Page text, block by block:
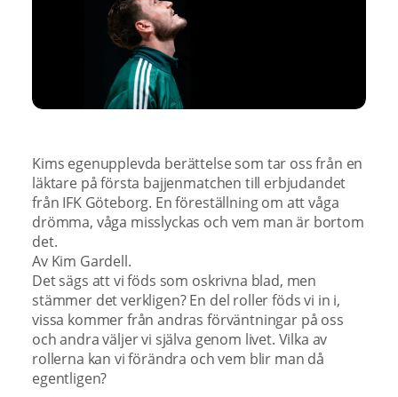
Kims egenupplevda berättelse som tar oss från en
läktare på första bajjenmatchen till erbjudandet
från IFK Göteborg. En föreställning om att våga
drömma, våga misslyckas och vem man är bortom
det.
Av Kim Gardell.
Det sägs att vi föds som oskrivna blad, men
stämmer det verkligen? En del roller föds vi in i,
vissa kommer från andras förväntningar på oss
och andra väljer vi själva genom livet. Vilka av
rollerna kan vi förändra och vem blir man då
egentligen?